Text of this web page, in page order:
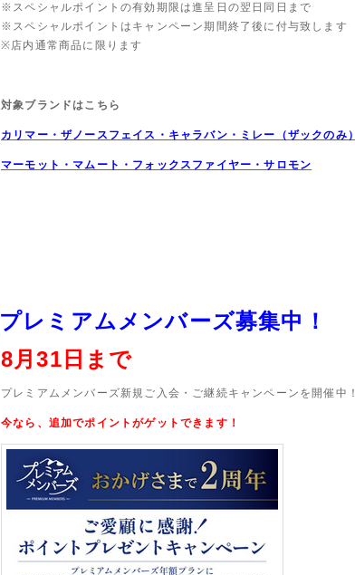
※スペシャルポイントの有効期限は進呈日の翌日同日まで
※スペシャルポイントはキャンペーン期間終了後に付与致します
※店内通常商品に限ります
対象ブランドはこちら
カリマー・ザノースフェイス・キャラバン・ミレー（ザックのみ）
マーモット・マムート・フォックスファイヤー・サロモン
プレミアムメンバーズ募集中！
8月31日まで
プレミアムメンバーズ新規ご入会・ご継続キャンペーンを開催中！
今なら、追加でポイントがゲットできます！